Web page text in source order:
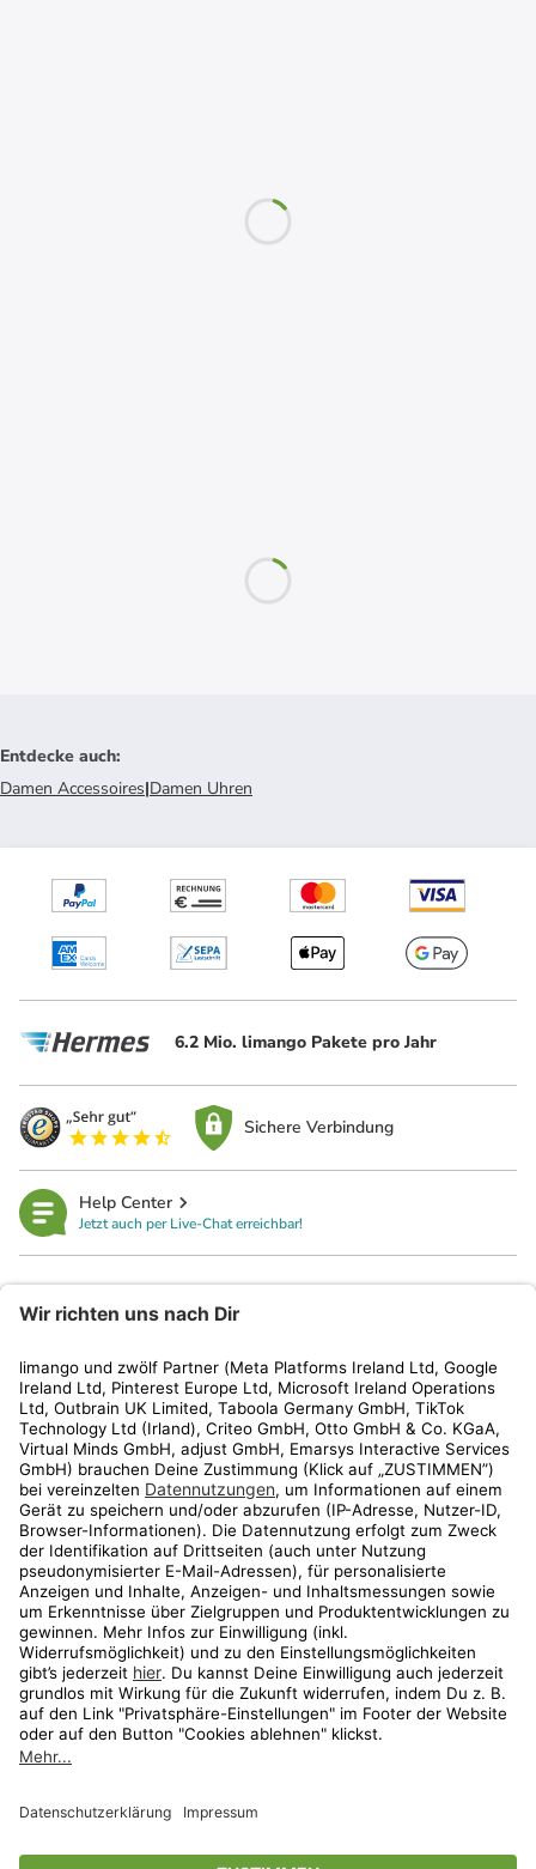
Entdecke auch:
Damen Accessoires|Damen Uhren
6.2 Mio. limango Pakete pro Jahr
Sichere Verbindung
Help Center
Jetzt auch per Live-Chat erreichbar!
Kundenservice
Shop
Aktionen
Travel